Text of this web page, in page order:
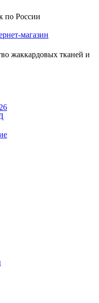
по России
магазин
жаккардовых тканей и